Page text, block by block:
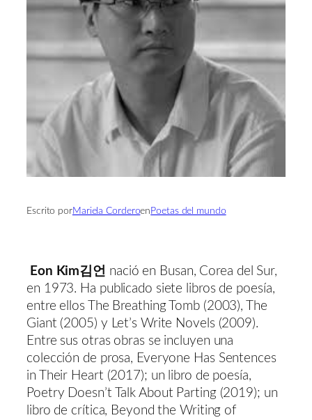
Escrito porMariela Corderoen Poetas del mundo
Eon Kim김언 nació en Busan, Corea del Sur,
en 1973. Ha publicado siete libros de poesía,
entre ellos The Breathing Tomb (2003), The
Giant (2005) y Let’s Write Novels (2009).
Entre sus otras obras se incluyen una
colección de prosa, Everyone Has Sentences
in Their Heart (2017); un libro de poesía,
Poetry Doesn’t Talk About Parting (2019); un
libro de crítica, Beyond the Writing of